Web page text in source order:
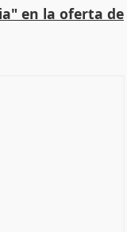
en la oferta de